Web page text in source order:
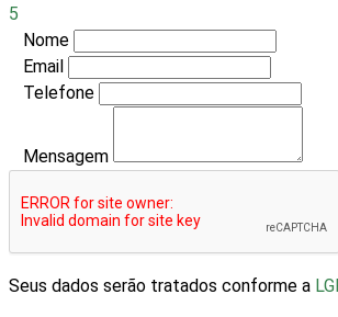
5
Nome
Email
Telefone
Mensagem
Seus dados serão tratados conforme a